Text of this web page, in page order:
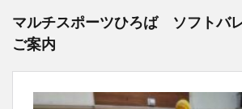
マルチスポーツひろば ソフトバ
ご案内
＃活動報告 kitacup past
おしらせ
メンバー募集中のチーム
ワークショ
健康ハイキング委員会からのお知らせ